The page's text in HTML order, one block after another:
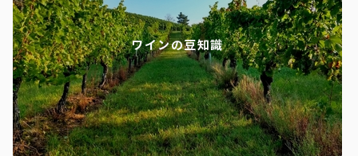
ワインの豆知識